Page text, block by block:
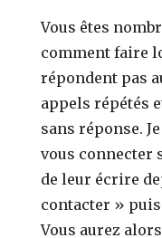
Vous êtes
comment faire
répondent pas
appels répétés
sans réponse.
vous connecter
de leur écrire
contacter »
Vous aurez